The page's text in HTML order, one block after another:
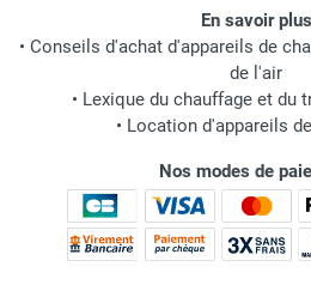
En savoir plus
• Conseils d'achat d'appareils de
de l'air
• Lexique du chauffage et du
• Location d'appareils
Nos modes de